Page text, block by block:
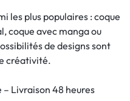
les plus populaires : coque
coque avec manga ou
de designs sont
créativité.
Livraison 48 heures